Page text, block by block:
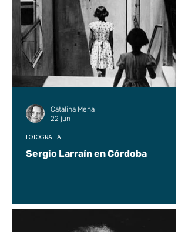
Sergio Larraín en Córdoba
FOTOGRAFÍA
Catalina Mena
22 jun